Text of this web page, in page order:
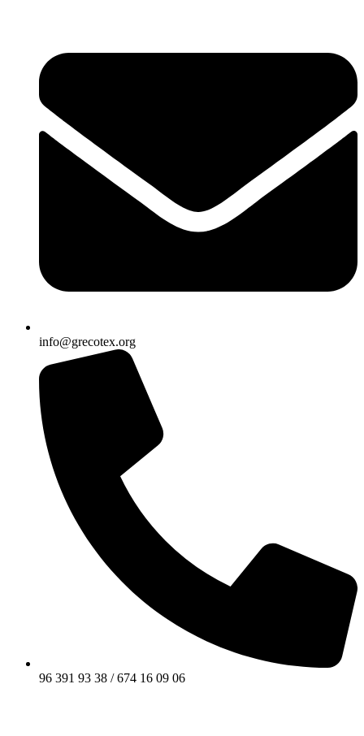
info@grecotex.org
96 391 93 38 / 674 16 09 06